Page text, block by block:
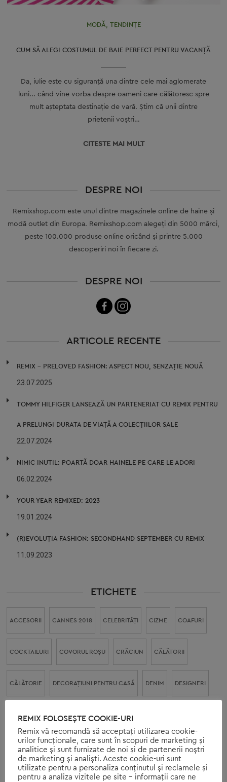
MODĂ, TENDINȚE
CUM SĂ ALEGI COSTUMUL DE BAIE PERFECT PENTRU VACANŢĂ
Da, iulie este cu siguranţă una dintre cele mai aglomerate
luni... când vine vorba despre oameni care călătoresc spre
mult aşteptata destinaţie de vară. Ştim că unii dintre
prietenii voştri…
CITESTE MAI MULT
DESPRE NOI
Remixshop.com este unul dintre magazinele online de haine și
modă outlet din Europa. Remixshop.com alegeți din 5000 mărci,
peste 100.000 produse online oricând și printre 5.000
descoperiri noi în fiecare zi.
DESPRE NOI
ARTICOLE RECENTE
REMIX – PRELOVED FASHION: ASPECT NOU, SENZAȚIE NOUĂ
23.07.2025
TOMMY HILFIGER LANSEAZĂ UN PARTENERIAT CU REMIX PENTRU
A PRELUNGI DURATA DE VIAȚĂ A COLECȚIILOR SALE
22.07.2024
NIMIC INUTIL: POARTĂ DOAR HAINELE PE CARE LE ADORI
06.02.2024
YOUR YEAR REMIXED: 2023
19.01.2024
(R)EVOLUȚIA FASHION: SECONDHAND SEPTEMBER CU REMIX
11.09.2023
ETICHETE
ACCESORII CANNES 2018 CELEBRITĂŢI CIZME COAFURI
COCKTAILURI COVORUL ROŞU CRĂCIUN CĂLĂTORII
CĂLĂTORIE DECORAŢIUNI PENTRU CASĂ DENIM DESIGNERI
DESIGNERI DE MODĂ ENERGIE REGENERABILĂ
FRUMUSEȚE GENŢI HAUTE COUTURE HOLLYWOOD
LAC DE UNGHII MEGHAN MARKLE MODA MODA DE IARNĂ
REMIX FOLOSEȘTE COOKIE-URI
Remix vă recomandă să acceptați utilizarea cookie-
urilor funcționale, care sunt în scopuri de marketing și
analitice și sunt furnizate de noi și de partenerii noștri
de marketing și analiști. Aceste cookie-uri sunt
utilizate pentru a personaliza conținutul și reclamele și
pentru a analiza vizitele pe site - informații care ne